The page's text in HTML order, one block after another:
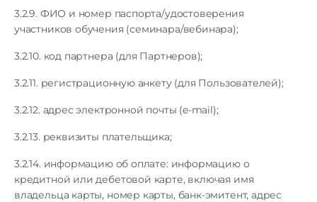
3.2.9. ФИО и номер паспорта/удостоверения
участников обучения (семинара/вебинара);
3.2.10. код партнера (для Партнеров);
3.2.11. регистрационную анкету (для Пользователей);
3.2.12. адрес электронной почты (e-mail);
3.2.13. реквизиты плательщика;
3.2.14. информацию об оплате: информацию о
кредитной или дебетовой карте, включая имя
владельца карты, номер карты, банк-эмитент, адрес